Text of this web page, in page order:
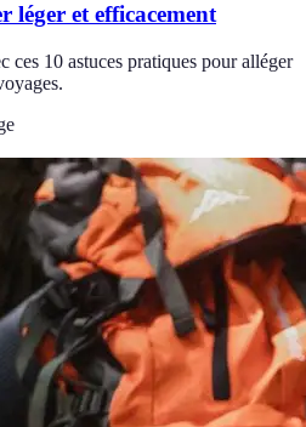
léger et efficacement
ces 10 astuces pratiques pour alléger